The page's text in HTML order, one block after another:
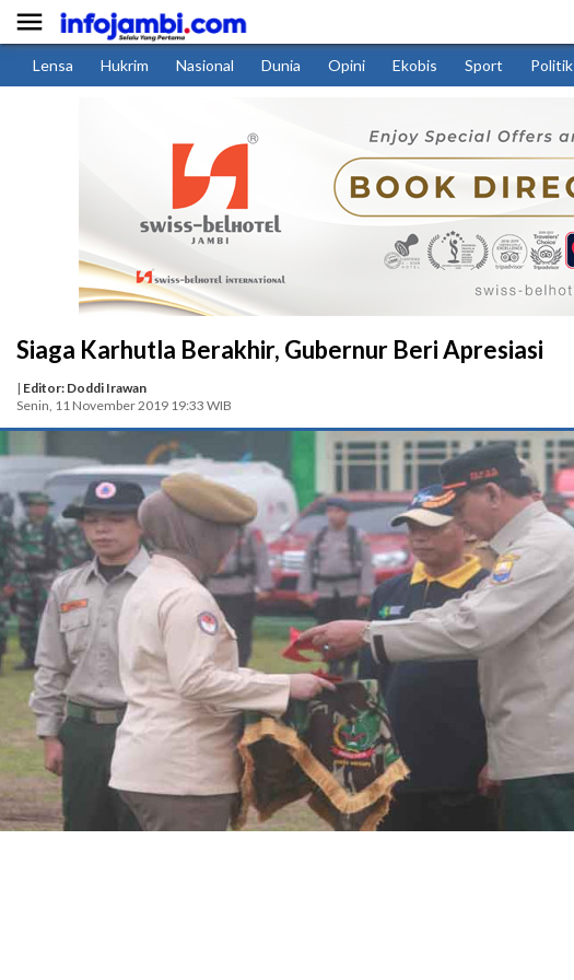

Lensa Hukrim Nasional Dunia Opini Ekobis Sport Politik
Siaga Karhutla Berakhir, Gubernur Beri Apresiasi
| Editor: Doddi Irawan
Senin, 11 November 2019 19:33 WIB